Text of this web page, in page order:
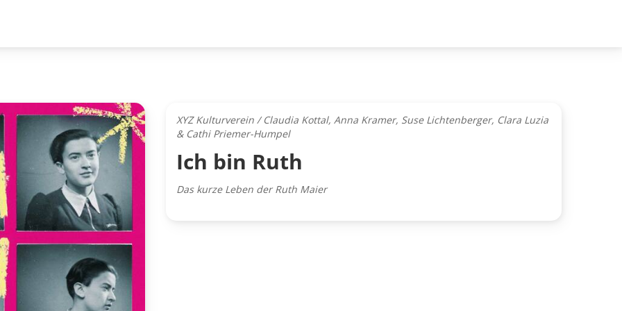
XYZ Kulturverein / Claudia Kottal, Anna Kramer, Suse Lichtenberger, Clara Luzia
& Cathi Priemer-Humpel
Ich bin Ruth
Das kurze Leben der Ruth Maier